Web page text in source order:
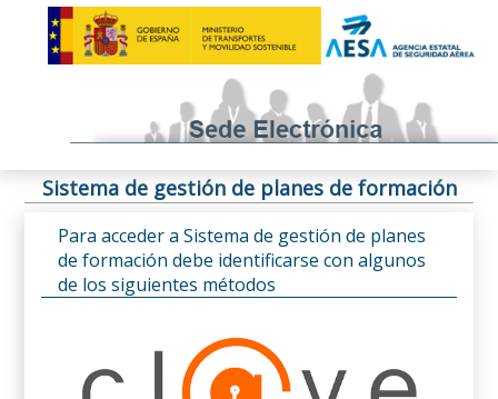
Sistema de gestión de planes de formación
Para acceder a Sistema de gestión de planes
de formación debe identificarse con algunos
de los siguientes métodos